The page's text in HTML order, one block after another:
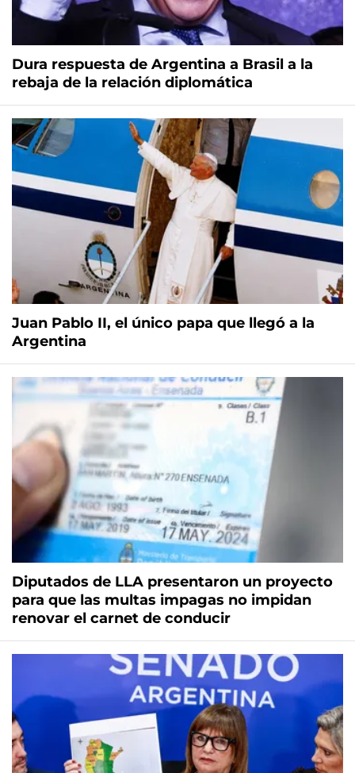
Dura respuesta de Argentina a Brasil a la
rebaja de la relación diplomática
Juan Pablo II, el único papa que llegó a la
Argentina
Diputados de LLA presentaron un proyecto
para que las multas impagas no impidan
renovar el carnet de conducir